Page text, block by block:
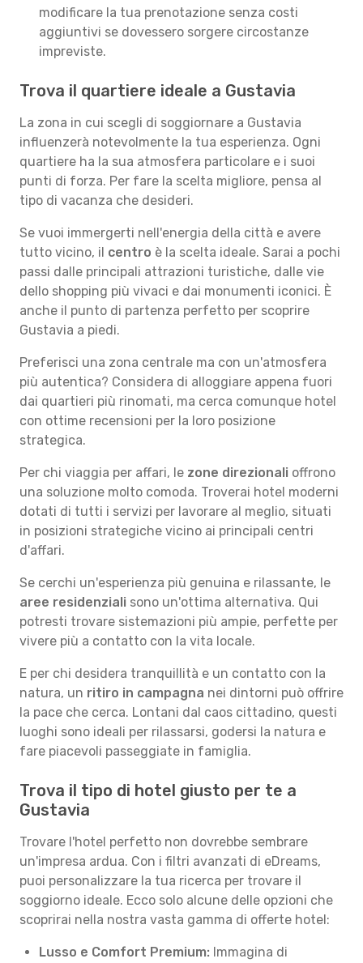
modificare la tua prenotazione senza costi
aggiuntivi se dovessero sorgere circostanze
impreviste.
Trova il quartiere ideale a Gustavia
La zona in cui scegli di soggiornare a Gustavia
influenzerà notevolmente la tua esperienza. Ogni
quartiere ha la sua atmosfera particolare e i suoi
punti di forza. Per fare la scelta migliore, pensa al
tipo di vacanza che desideri.
Se vuoi immergerti nell'energia della città e avere
tutto vicino, il centro è la scelta ideale. Sarai a pochi
passi dalle principali attrazioni turistiche, dalle vie
dello shopping più vivaci e dai monumenti iconici. È
anche il punto di partenza perfetto per scoprire
Gustavia a piedi.
Preferisci una zona centrale ma con un'atmosfera
più autentica? Considera di alloggiare appena fuori
dai quartieri più rinomati, ma cerca comunque hotel
con ottime recensioni per la loro posizione
strategica.
Per chi viaggia per affari, le zone direzionali offrono
una soluzione molto comoda. Troverai hotel moderni
dotati di tutti i servizi per lavorare al meglio, situati
in posizioni strategiche vicino ai principali centri
d'affari.
Se cerchi un'esperienza più genuina e rilassante, le
aree residenziali sono un'ottima alternativa. Qui
potresti trovare sistemazioni più ampie, perfette per
vivere più a contatto con la vita locale.
E per chi desidera tranquillità e un contatto con la
natura, un ritiro in campagna nei dintorni può offrire
la pace che cerca. Lontani dal caos cittadino, questi
luoghi sono ideali per rilassarsi, godersi la natura e
fare piacevoli passeggiate in famiglia.
Trova il tipo di hotel giusto per te a
Gustavia
Trovare l'hotel perfetto non dovrebbe sembrare
un'impresa ardua. Con i filtri avanzati di eDreams,
puoi personalizzare la tua ricerca per trovare il
soggiorno ideale. Ecco solo alcune delle opzioni che
scoprirai nella nostra vasta gamma di offerte hotel:
Lusso e Comfort Premium: Immagina di